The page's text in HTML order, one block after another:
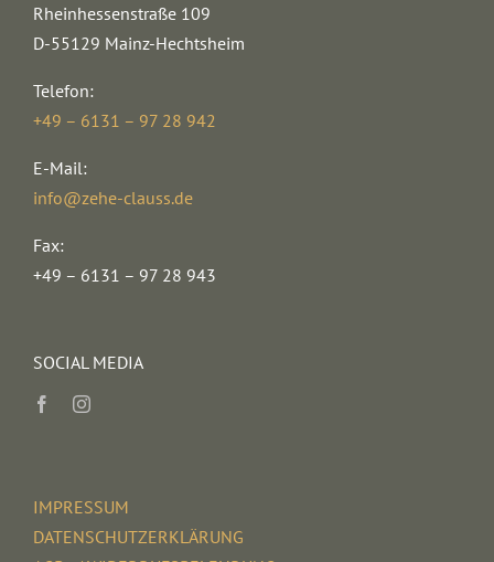
Rheinhessenstraße 109
D-55129 Mainz-Hechtsheim
Telefon:
+49 – 6131 – 97 28 942
E-Mail:
info@zehe-clauss.de
Fax:
+49 – 6131 – 97 28 943
SOCIAL MEDIA
IMPRESSUM
DATENSCHUTZERKLÄRUNG